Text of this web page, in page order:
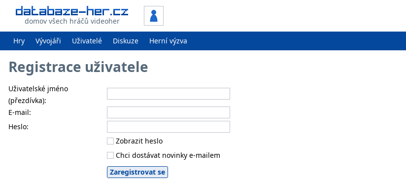
domov všech hráčů videoher
Hry Vývojáři Uživatelé Diskuze Herní výzva
Registrace uživatele
Uživatelské jméno
(přezdívka):
E-mail:
Heslo:
Zobrazit heslo
Chci dostávat novinky e-mailem